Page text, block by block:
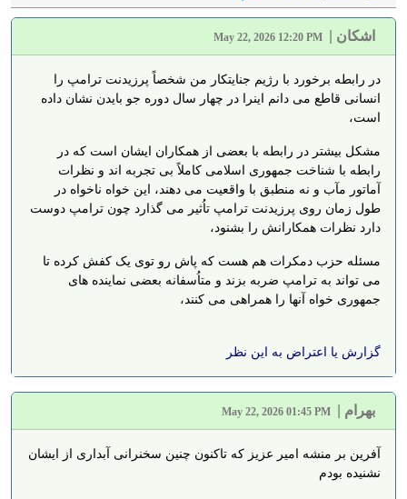
اشکان May 22, 2026 12:20 PM
در رابطه برخورد با رژیم جنایتکار من شخصاً پرزیدنت ترامپ را
انسانی قاطع می دانم اینرا در چهار سال دوره جو بایدن نشان داده
است،
مشکل بیشتر در رابطه با بعضی از همکاران ایشان است که در
رابطه با شناخت جمهوری اسلامی کاملاً بی تجربه اند و نظرات
آماتور مآب و نه منطبق با واقعیت می دهند، این خواه ناخواه در
طول زمان روی پرزیدنت ترامپ تاُثیر می گذارد چون ترامپ دوست
دارد نظرات همکارانش را بشنود،
مسئله حزب دمکرات هم هست که پاش رو توی یک کفش کرده تا
می تواند به ترامپ ضربه بزند و متاُسفانه بعضی نماینده های
جمهوری خواه آنها را همراهی می کنند،
گزارش یا اعتراض به این نظر
بهرام May 22, 2026 01:45 PM
آفرین بر منشه امیر عزیز که تاکنون چنین سخنرانی آبداری از ایشان
نشنیده بودم